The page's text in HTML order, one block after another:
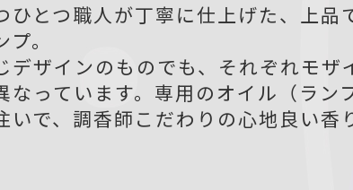
ひとつ職人が丁寧に仕上げた、上品
プ。
デザインのものでも、それぞれモザ
なっています。専用のオイル（ラン
いで、調香師こだわりの心地良い香